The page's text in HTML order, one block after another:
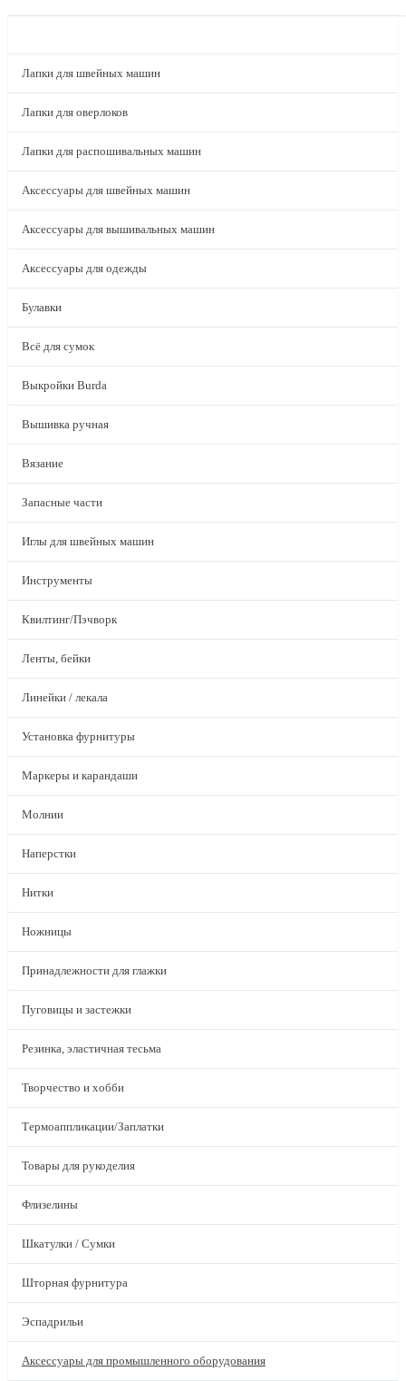
Лапки для швейных машин
Лапки для оверлоков
Лапки для распошивальных машин
Аксессуары для швейных машин
Аксессуары для вышивальных машин
Аксессуары для одежды
Булавки
Всё для сумок
Выкройки Burda
Вышивка ручная
Вязание
Запасные части
Иглы для швейных машин
Инструменты
Квилтинг/Пэчворк
Ленты, бейки
Линейки / лекала
Установка фурнитуры
Маркеры и карандаши
Молнии
Наперстки
Нитки
Ножницы
Принадлежности для глажки
Пуговицы и застежки
Резинка, эластичная тесьма
Творчество и хобби
Термоаппликации/Заплатки
Товары для рукоделия
Флизелины
Шкатулки / Сумки
Шторная фурнитура
Эспадрильи
Аксессуары для промышленного оборудования